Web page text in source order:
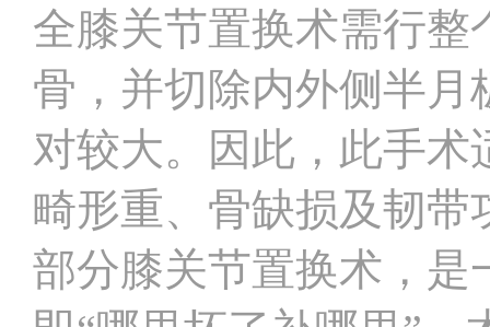
全膝关节置换术需行
骨，并切除内外侧半
对较大。因此，此手
畸形重、骨缺损及韧
部分膝关节置换术，是